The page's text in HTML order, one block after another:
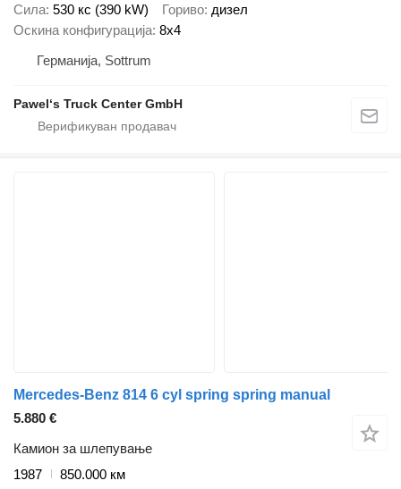
Сила 530 кс (390 kW) Гориво дизел
Оскина конфигурација 8x4
Германија, Sottrum
Pawel‘s Truck Center GmbH
Mercedes-Benz 814 6 cyl spring spring manual
5.880 €
Камион за шлепување
1987
850.000 км